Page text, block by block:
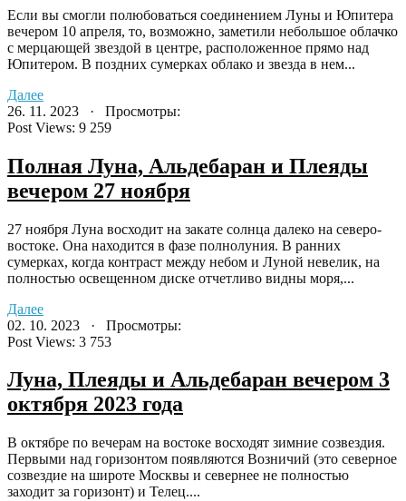
Если вы смогли полюбоваться соединением Луны и Юпитера
вечером 10 апреля, то, возможно, заметили небольшое облачко
с мерцающей звездой в центре, расположенное прямо над
Юпитером. В поздних сумерках облако и звезда в нем...
Далее
26. 11. 2023 · Просмотры:
Post Views: 9 259
Полная Луна, Альдебаран и Плеяды
вечером 27 ноября
27 ноября Луна восходит на закате солнца далеко на северо-
востоке. Она находится в фазе полнолуния. В ранних
сумерках, когда контраст между небом и Луной невелик, на
полностью освещенном диске отчетливо видны моря,...
Далее
02. 10. 2023 · Просмотры:
Post Views: 3 753
Луна, Плеяды и Альдебаран вечером 3
октября 2023 года
В октябре по вечерам на востоке восходят зимние созвездия.
Первыми над горизонтом появляются Возничий (это северное
созвездие на широте Москвы и севернее не полностью
заходит за горизонт) и Телец....